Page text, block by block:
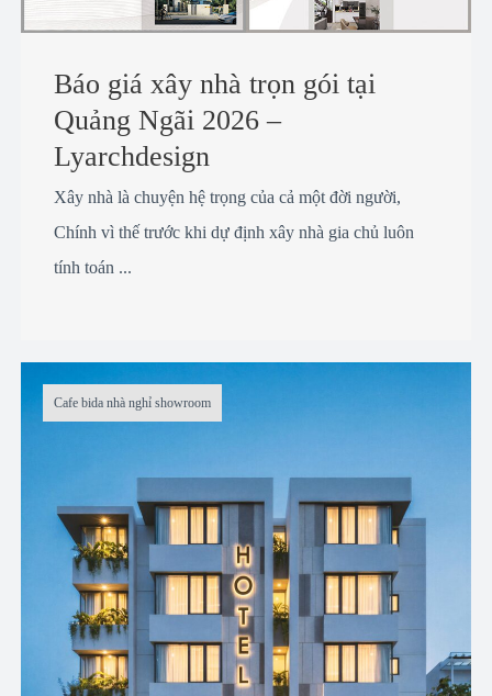
Báo giá xây nhà trọn gói tại
Quảng Ngãi 2026 –
Lyarchdesign
Xây nhà là chuyện hệ trọng của cả một đời người,
Chính vì thế trước khi dự định xây nhà gia chủ luôn
tính toán ...
Cafe bida nhà nghỉ showroom